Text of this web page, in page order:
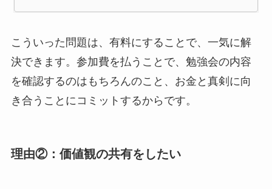
こういった問題は、有料にすることで、一気に解
決できます。参加費を払うことで、勉強会の内容
を確認するのはもちろんのこと、お金と真剣に向
き合うことにコミットするからです。
理由②：価値観の共有をしたい